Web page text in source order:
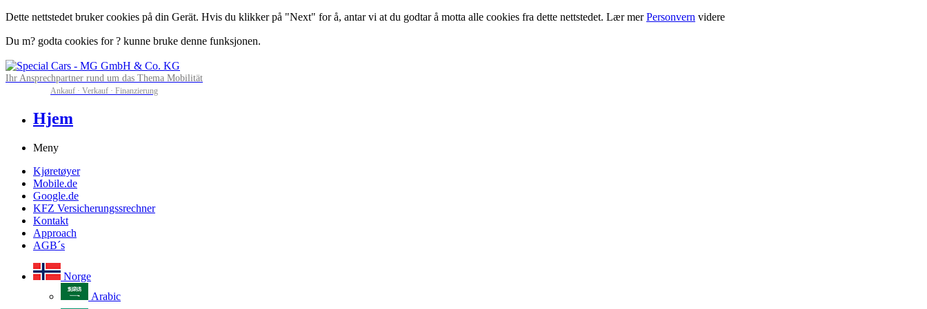
Dette nettstedet bruker cookies på din Gerät. Hvis du klikker på "Next" for å, antar vi at du godtar å motta alle cookies fra dette nettstedet. Lær merPersonvern videre
Du m? godta cookies for ? kunne bruke denne funksjonen.
Ihr Ansprechpartner rund um das Thema Mobilität
Ankauf · Verkauf · Finanzierung
Hjem
Meny
Kjøretøyer
Mobile.de
Google.de
KFZ Versicherungssrechner
Kontakt
Approach
AGB´s
Norge
Arabic